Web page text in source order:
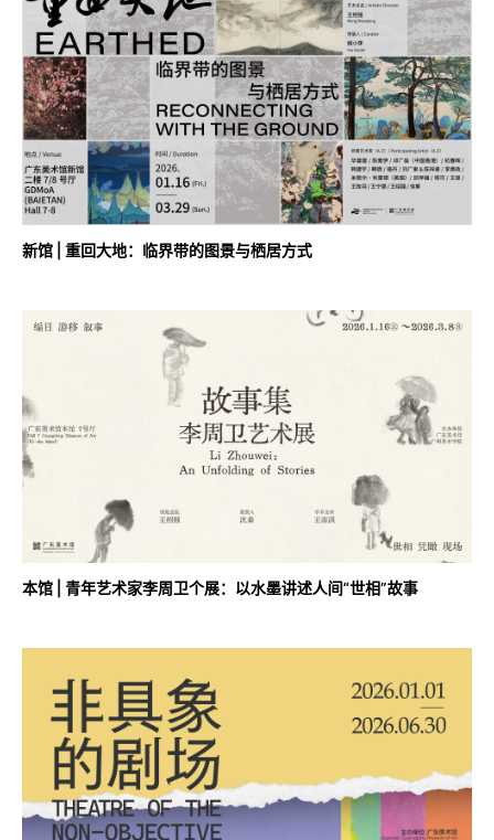
新馆 | 重回大地：临界带的图景与栖居方式
本馆 | 青年艺术家李周卫个展：以水墨讲述人间“世相”故事